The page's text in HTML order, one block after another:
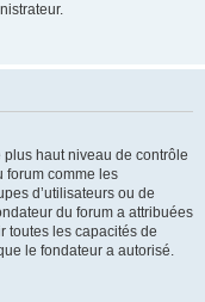
haut niveau de contrôle
forum comme les
d’utilisateurs ou de
du forum a attribuées
toutes les capacités de
le fondateur a autorisé.